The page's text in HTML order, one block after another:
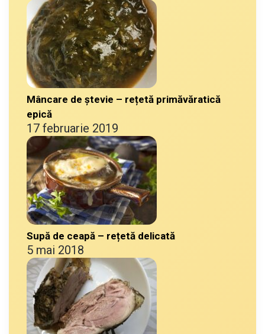
Mâncare de ștevie – rețetă primăvăratică
epică
17 februarie 2019
Supă de ceapă – rețetă delicată
5 mai 2018